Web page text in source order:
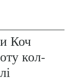
Коч
кол-